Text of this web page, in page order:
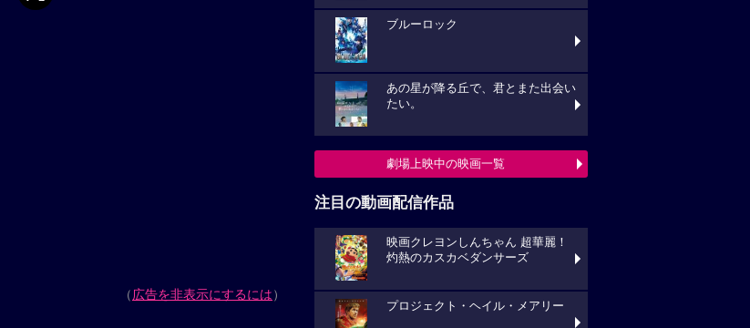
（広告を非表示にするには）
ブルーロック
あの星が降る丘で、君とまた出会い
たい。
劇場上映中の映画一覧
注目の動画配信作品
映画クレヨンしんちゃん 超華麗！
灼熱のカスカベダンサーズ
プロジェクト・ヘイル・メアリー